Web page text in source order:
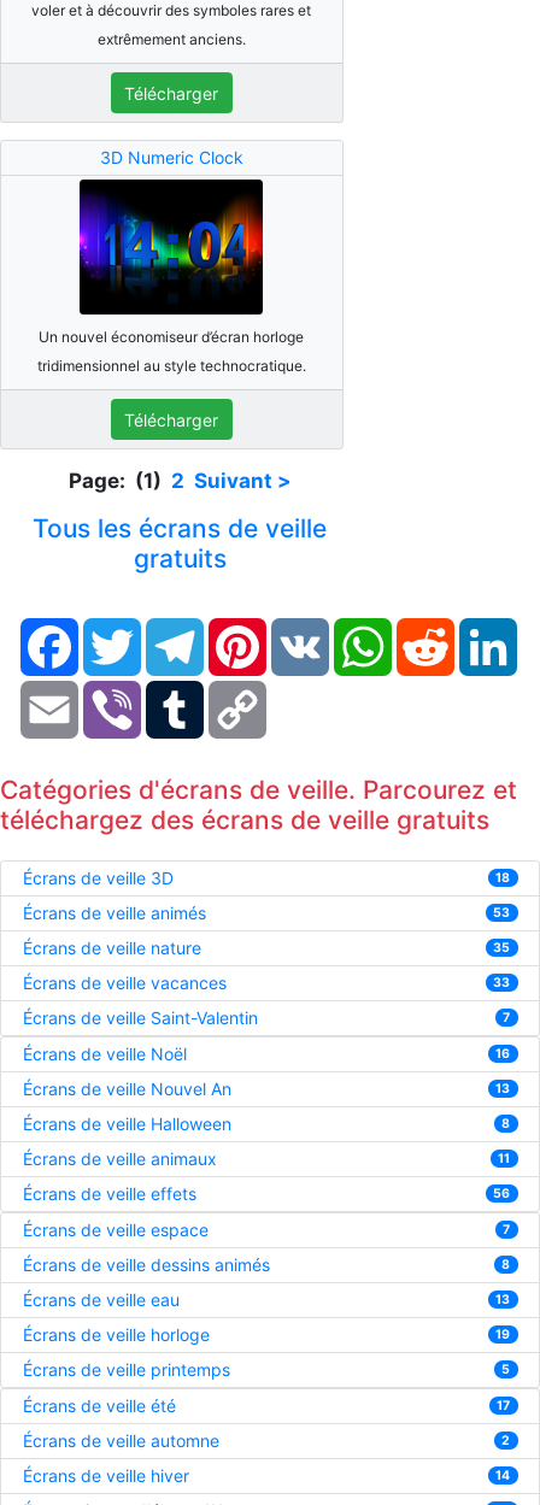
voler et à découvrir des symboles rares et
extrêmement anciens.
Télécharger
3D Numeric Clock
Un nouvel économiseur d’écran horloge
tridimensionnel au style technocratique.
Télécharger
Page: (1) 2 Suivant >
Tous les écrans de veille
gratuits
FacebookTwitter TelegramPinterestVK WhatsAppReddit
Email Viber Tumblr
Catégories d'écrans de veille. Parcourez et
téléchargez des écrans de veille gratuits
Écrans de veille 3D 18
Écrans de veille animés 53
Écrans de veille nature 35
Écrans de veille vacances 33
Écrans de veille Saint-Valentin 7
Écrans de veille Noël 16
Écrans de veille Nouvel An 13
Écrans de veille Halloween 8
Écrans de veille animaux 11
Écrans de veille effets 56
Écrans de veille espace 7
Écrans de veille dessins animés 8
Écrans de veille eau 13
Écrans de veille horloge 19
Écrans de veille printemps 5
Écrans de veille été 17
Écrans de veille automne 2
Écrans de veille hiver 14